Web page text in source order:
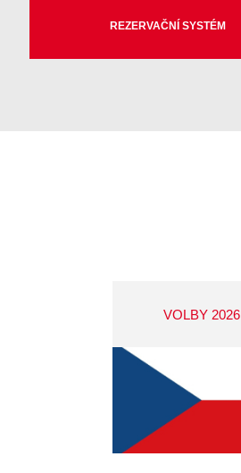
REZERVAČNÍ SYSTÉM
VOLBY 2026